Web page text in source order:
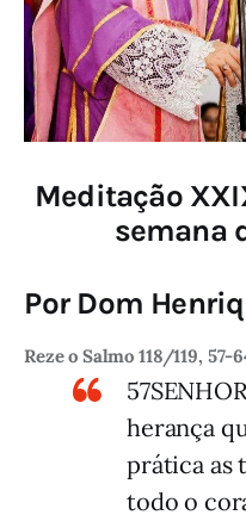
Meditação
semana
Por Dom
Reze o Salmo 118/119, 57-
herança
prática as
todo o